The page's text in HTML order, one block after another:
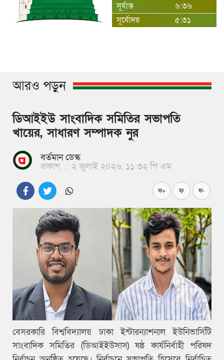
সূর্যাস্ত
৬:৩৬
সূর্যোদয়
৫:৩১
আরও পড়ুন
ডিআইইউ সাংবাদিক সমিতির সভাপতি
খায়ের, সাধারণ সম্পাদক নুর
বর্তমান ডেস্ক
প্রকাশ : ২ জুলাই ২০২৬, ১১:৩২ পি এম
ফ+ ফ ফ-
বেসরকারি বিশ্ববিদ্যালয় ঢাকা ইন্টারন্যাশনাল ইউনিভার্সিটি
সাংবাদিক সমিতির (ডিআইইউসাস) ষষ্ঠ কার্যনির্বাহী পরিষদ